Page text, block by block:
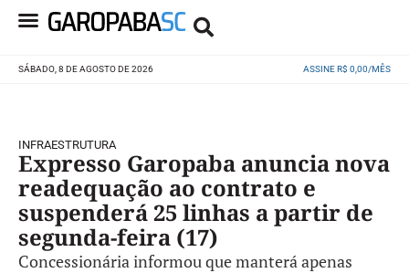
SÁBADO, 8 DE AGOSTO DE 2026 ASSINE R$ 0,00/MÊS
INFRAESTRUTURA
Expresso Garopaba anuncia nova
readequação ao contrato e
suspenderá 25 linhas a partir de
segunda-feira (17)
Concessionária informou que manterá apenas